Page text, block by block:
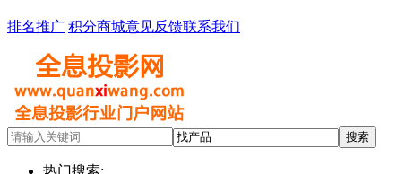
排名推广 积分商城意见反馈联系我们
热门搜索: